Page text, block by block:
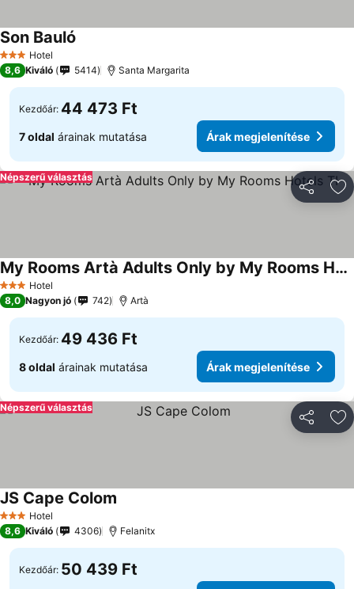
3 Kategória
Hotel
Son Bauló
8,6 Kiváló 5414 Santa Margarita
Kezdőár: 44 473 Ft
7 oldal árainak mutatása Árak megjelenítése
Népszerű választás
3 Kategória
Hotel
My Rooms Artà Adults Only by My Rooms Hotels TI
8,0 Nagyon jó 742 Artà
Kezdőár: 49 436 Ft
8 oldal árainak mutatása Árak megjelenítése
Népszerű választás
3 Kategória
Hotel
JS Cape Colom
8,6 Kiváló 4306 Felanitx
Kezdőár: 50 439 Ft